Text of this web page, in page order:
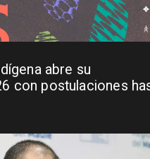
abre su
con postulaciones